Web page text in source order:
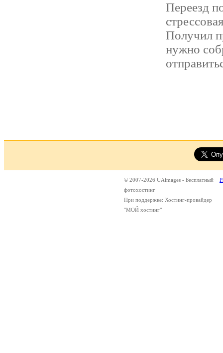
Переезд
Получил
нужно
© 2007-2026 UAimages - Бесплатный
фотохостинг
При поддержке: Хостинг-провайдер
"МОЙ хостинг"